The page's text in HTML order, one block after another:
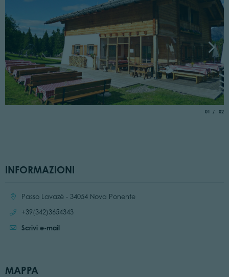
01 di
02
INFORMAZIONI
Località:Passo Lavazè - 34054 Nova Ponente
Chiama:
+39(342)3654343
Scrivi e-mail
MAPPA